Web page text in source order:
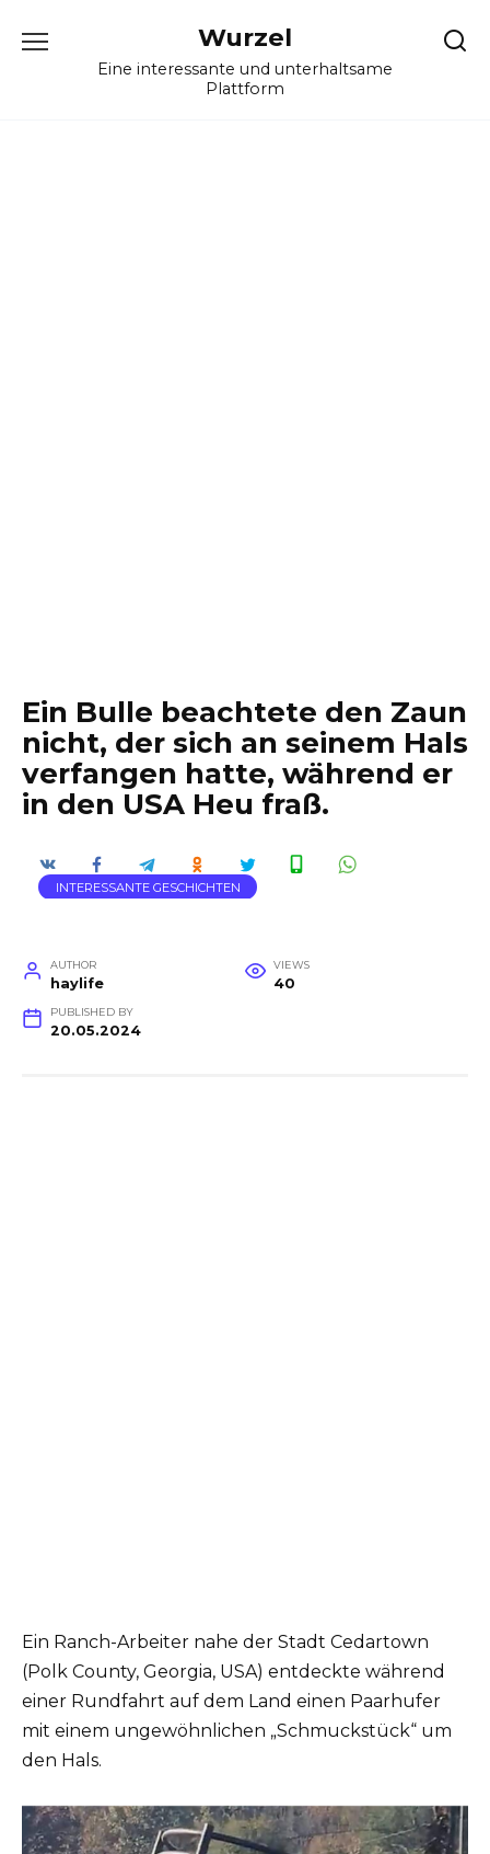
Wurzel
Eine interessante und unterhaltsame
Plattform
Ein Bulle beachtete den Zaun
nicht, der sich an seinem Hals
verfangen hatte, während er
in den USA Heu fraß.
INTERESSANTE GESCHICHTEN
AUTHOR
haylife
VIEWS
40
PUBLISHED BY
20.05.2024
Ein Ranch-Arbeiter nahe der Stadt Cedartown
(Polk County, Georgia, USA) entdeckte während
einer Rundfahrt auf dem Land einen Paarhufer
mit einem ungewöhnlichen „Schmuckstück“ um
den Hals.